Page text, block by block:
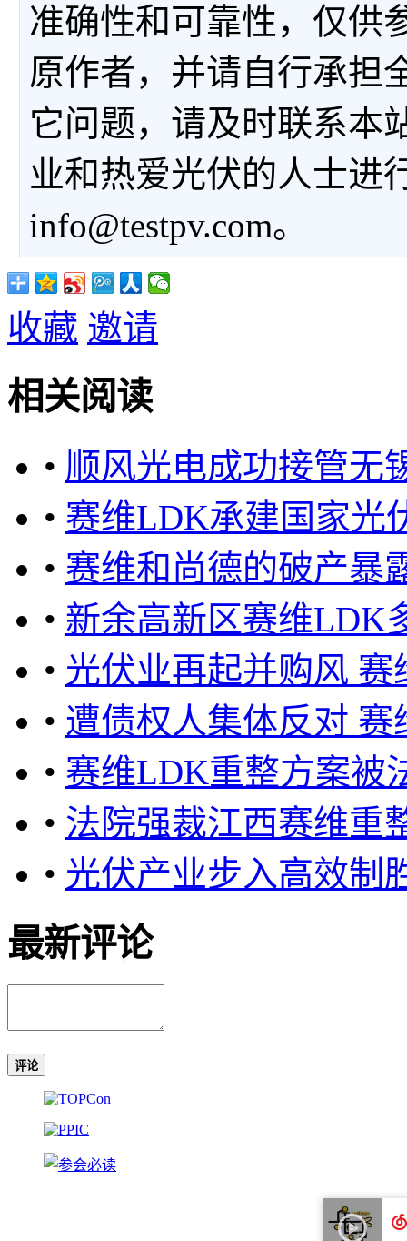
准确性和可靠性，仅供
原作者，并请自行承担
它问题，请及时联系本
业和热爱光伏的人士进
info@testpv.com。
收藏 邀请
相关阅读
• 顺风光电成功接管无
• 赛维LDK承建国家光
• 赛维和尚德的破产暴
• 新余高新区赛维LDK
• 光伏业再起并购风
• 遭债权人集体反对
• 赛维LDK重整方案被
• 法院强裁江西赛维重
• 光伏产业步入高效制
最新评论
评论